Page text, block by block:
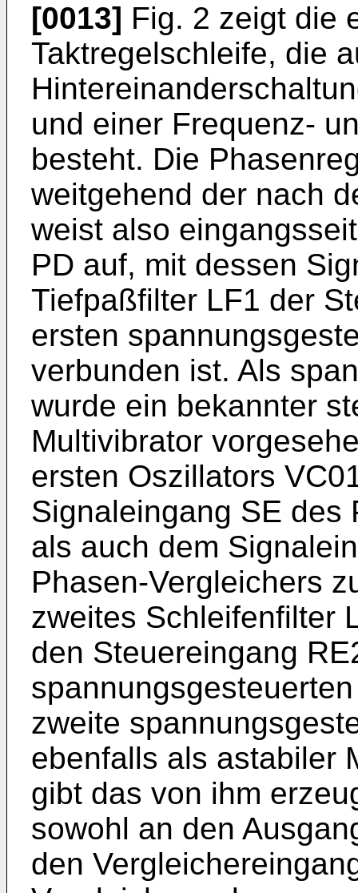
[0013] Fig. 2 zeigt die
Taktregelschleife, die
und einer Frequenz-
besteht. Die
weitgehend der nach
weist also
PD auf, mit dessen
Tiefpaßfilter LF1 der
ersten
verbunden ist. Als
wurde ein bekannter
Multivibrator
ersten Oszillators
Signaleingang SE des
als auch dem
Phasen-Vergleichers
zweites Schleifenfilter
den Steuereingang
zweite
ebenfalls als astabiler
gibt das von ihm
sowohl an den
den